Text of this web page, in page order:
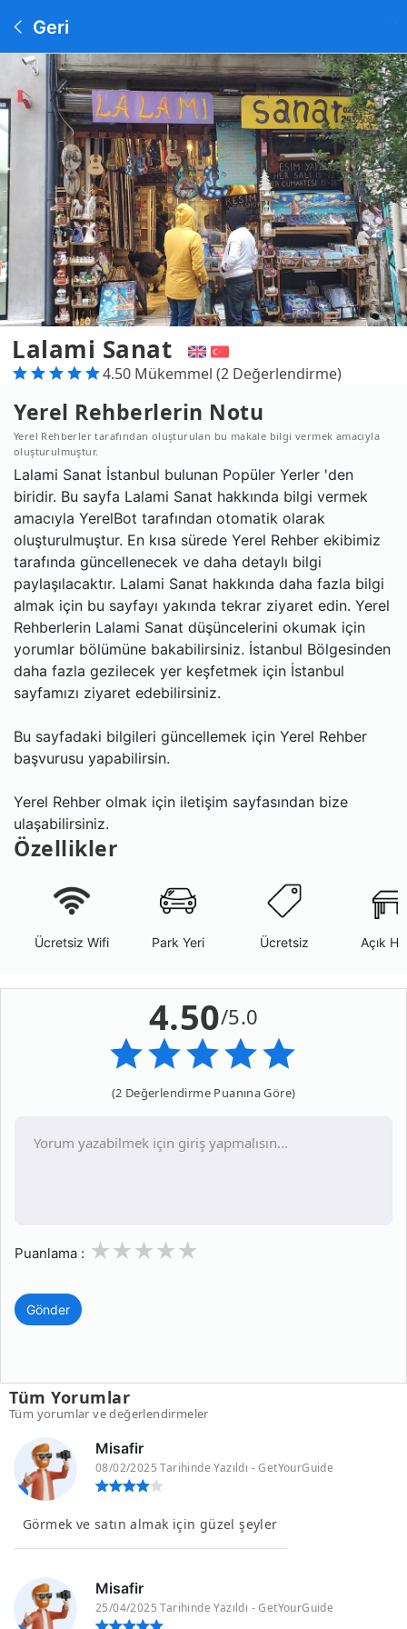
Geri
Lalami Sanat
4.50 Mükemmel (2 Değerlendirme)
Yerel Rehberlerin Notu
Yerel Rehberler tarafından oluşturulan bu makale bilgi vermek amacıyla
oluşturulmuştur.
Lalami Sanat İstanbul bulunan Popüler Yerler 'den
biridir. Bu sayfa Lalami Sanat hakkında bilgi vermek
amacıyla YerelBot tarafından otomatik olarak
oluşturulmuştur. En kısa sürede Yerel Rehber ekibimiz
tarafında güncellenecek ve daha detaylı bilgi
paylaşılacaktır. Lalami Sanat hakkında daha fazla bilgi
almak için bu sayfayı yakında tekrar ziyaret edin. Yerel
Rehberlerin Lalami Sanat düşüncelerini okumak için
yorumlar bölümüne bakabilirsiniz. İstanbul Bölgesinden
daha fazla gezilecek yer keşfetmek için İstanbul
sayfamızı ziyaret edebilirsiniz.
Bu sayfadaki bilgileri güncellemek için Yerel Rehber
başvurusu yapabilirsin.
Yerel Rehber olmak için iletişim sayfasından bize
ulaşabilirsiniz.
Özellikler
Ücretsiz Wifi Park Yeri Ücretsiz Açık
4.50/5.0
(2 Değerlendirme Puanına Göre)
Puanlama : 3
2
1
Gönder
Tüm Yorumlar
Tüm yorumlar ve değerlendirmeler
Misafir
08/02/2025 Tarihinde Yazıldı - GetYourGuide
Görmek ve satın almak için güzel şeyler
Misafir
25/04/2025 Tarihinde Yazıldı - GetYourGuide